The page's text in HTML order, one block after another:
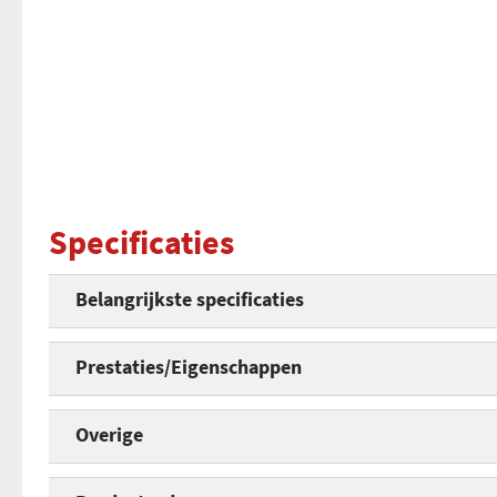
Specificaties
Belangrijkste specificaties
Prestaties/Eigenschappen
Oplaadtijd
Overige
Garantie